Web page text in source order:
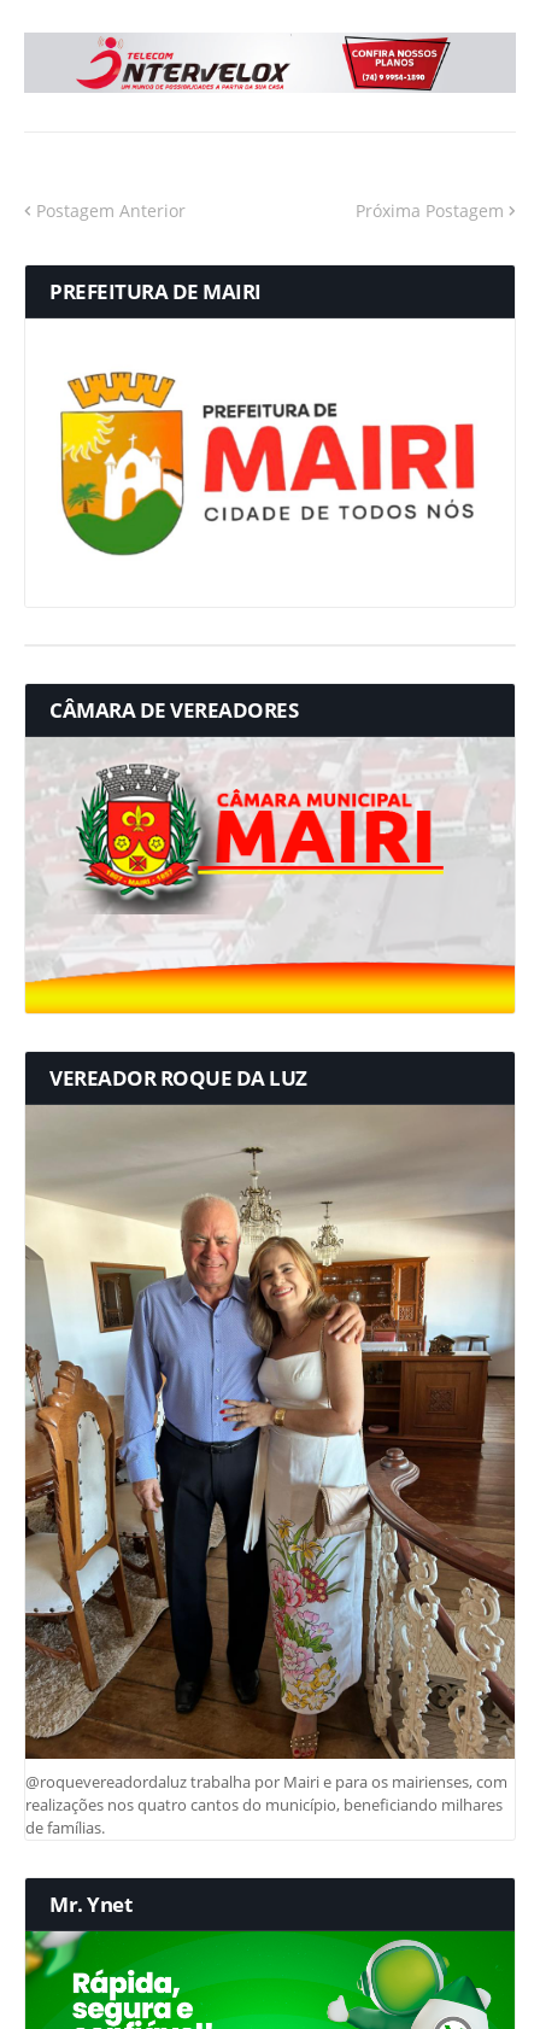
Postagem Anterior Próxima Postagem
PREFEITURA DE MAIRI
CÂMARA DE VEREADORES
VEREADOR ROQUE DA LUZ
@roquevereadordaluz trabalha por Mairi e para os mairienses, com
realizações nos quatro cantos do município, beneficiando milhares
de famílias.
Mr. Ynet